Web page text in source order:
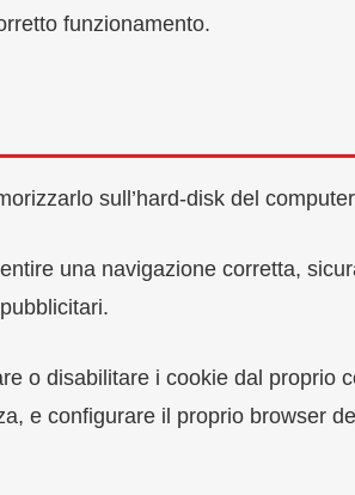
funzionamento.
sull’hard-disk del
una navigazione corretta,
o disabilitare i cookie dal proprio
e configurare il proprio browser